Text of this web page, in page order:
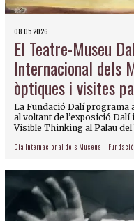
08.05.2026
El Teatre-Museu
Internacional dels
òptiques i visites
La Fundació Dalí programa
al voltant de l’exposició
Visible Thinking al Palau
Dia Internacional dels Museus